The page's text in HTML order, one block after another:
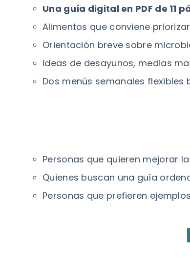
Una guía digital en PDF de 11
Alimentos que conviene
Orientación breve sobre
Ideas de desayunos, medias
Dos menús semanales
Personas que quieren mejorar
Quienes buscan una guía
Personas que prefieren